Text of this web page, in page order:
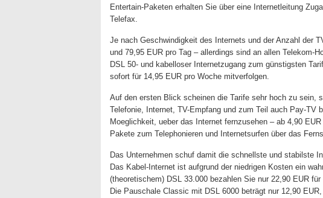
Entertain-Paketen erhalten Sie über eine Internetleitung
Telefax.
Je nach Geschwindigkeit des Internets und der Anzahl der
und 79,95 EUR pro Tag – allerdings sind an allen Telekom-
DSL 50- und kabelloser Internetzugang zum günstigsten
sofort für 14,95 EUR pro Woche mitverfolgen.
Auf den ersten Blick scheinen die Tarife sehr hoch zu sein,
Telefonie, Internet, TV-Empfang und zum Teil auch Pay-TV
Moeglichkeit, ueber das Internet fernzusehen – ab 4,90
Pakete zum Telephonieren und Internetsurfen über das
Das Unternehmen schuf damit die schnellste und stabilste
Das Kabel-Internet ist aufgrund der niedrigen Kosten ein
(theoretischem) DSL 33.000 bezahlen Sie nur 22,90 EUR
Die Pauschale Classic mit DSL 6000 beträgt nur 12,90